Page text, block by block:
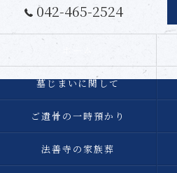
042-465-2524
墓じまいに関して
ご遺骨の一時預かり
法善寺の家族葬